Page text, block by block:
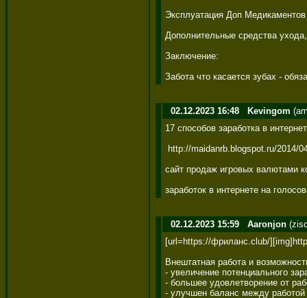
Эксплуатация Доп
Дополнительные средства
Заключение:
Забота что касается зубах -
02.12.2023 16:48 Kevingom
17 способов заработка в
http://maidanrb.blogspot.ru/2014/
сайт продаж игровых валютами
заработок в интернете на
02.12.2023 15:59 Aaronjon
[url=https://фриланс.club/
Внештатная работа и
- увеличение потенциального
- большее удовлетворение от
- улучшен баланс между